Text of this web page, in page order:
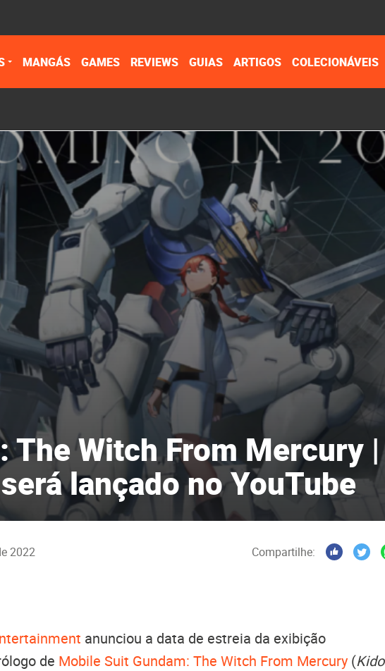
MANGÁS GAMES REVIEWS GUIAS ARTIGOS COLECIONÁVEIS
The Witch From Mercury |
lançado no YouTube
2022 Compartilhe:
anunciou a data de estreia da exibição
de Mobile Suit Gundam: The Witch From Mercury (Kido